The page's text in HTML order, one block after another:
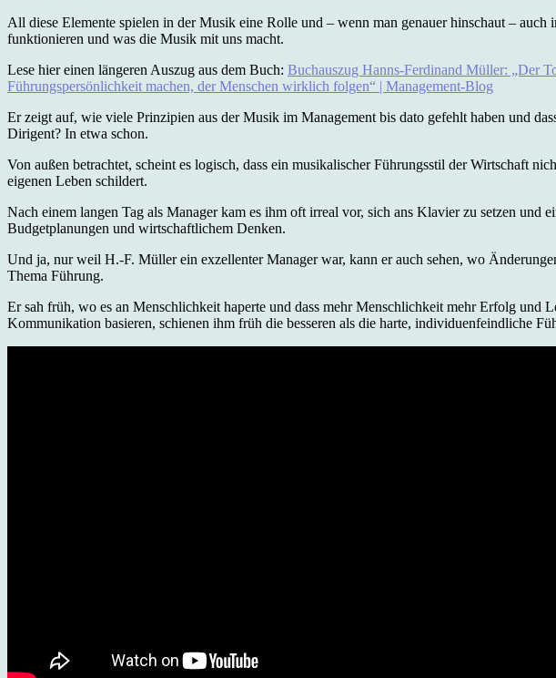
All diese Elemente spielen in der Musik eine Rolle und – wenn man genauer hinschaut –
funktionieren und was die Musik mit uns macht.
Lese hier einen längeren Auszug aus dem Buch: Buchauszug Hanns-Ferdinand Müller: „Der
Führungspersönlichkeit machen, der Menschen wirklich folgen“ | Management-Blog
Er zeigt auf, wie viele Prinzipien aus der Musik im Management bis dato gefehlt haben und
Dirigent? In etwa schon.
Von außen betrachtet, scheint es logisch, dass ein musikalischer Führungsstil der Wirtschaft
eigenen Leben schildert.
Nach einem langen Tag als Manager kam es ihm oft irreal vor, sich ans Klavier zu setzen
Budgetplanungen und wirtschaftlichem Denken.
Und ja, nur weil H.-F. Müller ein exzellenter Manager war, kann er auch sehen, wo
Thema Führung.
Er sah früh, wo es an Menschlichkeit haperte und dass mehr Menschlichkeit mehr Erfolg
Kommunikation basieren, schienen ihm früh die besseren als die harte, individuenfeindliche